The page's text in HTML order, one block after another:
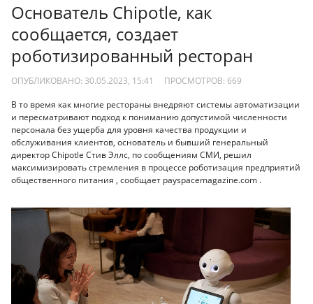
Основатель Chipotle, как
сообщается, создает
роботизированный ресторан
ОПУБЛИКОВАНО: 30.05.2023, 15:41 ПРОСМОТРОВ: 669
В то время как многие рестораны внедряют системы автоматизации
и пересматривают подход к пониманию допустимой численности
персонала без ущерба для уровня качества продукции и
обслуживания клиентов, основатель и бывший генеральный
директор Chipotle Стив Эллс, по сообщениям СМИ, решил
максимизировать стремления в процессе роботизация предприятий
общественного питания , сообщает payspacemagazine.com .